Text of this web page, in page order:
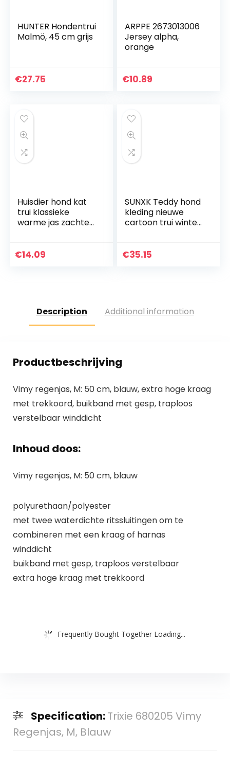
HUNTER Hondentrui
Malmö, 45 cm grijs
€27.75
ARPPE 2673013006
Jersey alpha,
orange
€10.89
Huisdier hond kat
trui klassieke
warme jas zachte
warme kleding
€14.09
SUNXK Teddy hond
kleding nieuwe
cartoon trui winter
kleding lente en
€35.15
Description Additional information
Productbeschrijving
Vimy regenjas, M: 50 cm, blauw, extra hoge kraag
met trekkoord, buikband met gesp, traploos
verstelbaar winddicht
Inhoud doos:
Vimy regenjas, M: 50 cm, blauw
polyurethaan/polyester
met twee waterdichte ritssluitingen om te
combineren met een kraag of harnas
winddicht
buikband met gesp, traploos verstelbaar
extra hoge kraag met trekkoord
Frequently Bought Together Loading...
Specification:Trixie 680205 Vimy
Regenjas, M, Blauw